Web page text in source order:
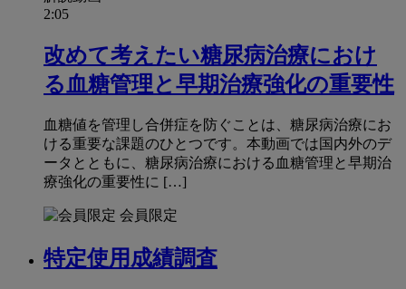
2:05
改めて考えたい糖尿病治療におけ
る血糖管理と早期治療強化の重要性
血糖値を管理し合併症を防ぐことは、糖尿病治療にお
ける重要な課題のひとつです。本動画では国内外のデ
ータとともに、糖尿病治療における血糖管理と早期治
療強化の重要性に […]
会員限定
特定使用成績調査